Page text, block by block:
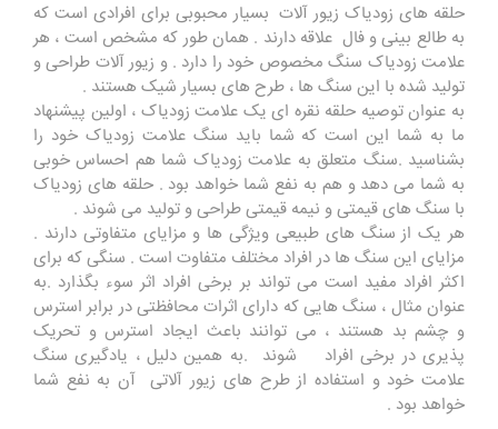
حلقه های زودیاک زیور آلات بسیار محبوبی برای افرادی است که
به طالع بینی و فال علاقه دارند . همان طور که مشخص است ، هر
علامت زودیاک سنگ مخصوص خود را دارد . و زیور آلات طراحی و
تولید شده با این سنگ ها ، طرح های بسیار شیک هستند .
به عنوان توصیه حلقه نقره ای یک علامت زودیاک ، اولین پیشنهاد
ما به شما این است که شما باید سنگ علامت زودیاک خود را
بشناسید .سنگ متعلق به علامت زودیاک شما هم احساس خوبی
به شما می دهد و هم به نفع شما خواهد بود . حلقه های زودیاک
با سنگ های قیمتی و نیمه قیمتی طراحی و تولید می شوند .
هر یک از سنگ های طبیعی ویژگی ها و مزایای متفاوتی دارند .
مزایای این سنگ ها در افراد مختلف متفاوت است . سنگی که برای
اکثر افراد مفید است می تواند بر برخی افراد اثر سوء بگذارد .به
عنوان مثال ، سنگ هایی که دارای اثرات محافظتی در برابر استرس
و چشم بد هستند ، می توانند باعث ایجاد استرس و تحریک
پذیری در برخی افراد شوند .به همین دلیل ، یادگیری سنگ
علامت خود و استفاده از طرح های زیور آلاتی آن به نفع شما
خواهد بود .